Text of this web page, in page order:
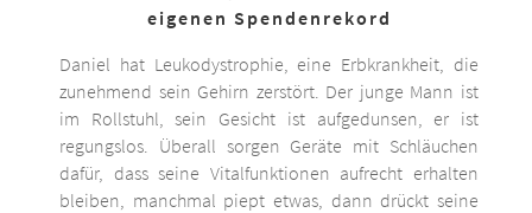
eigenen Spendenrekord
Daniel hat Leukodystrophie, eine Erbkrankheit, die
zunehmend sein Gehirn zerstört. Der junge Mann ist
im Rollstuhl, sein Gesicht ist aufgedunsen, er ist
regungslos. Überall sorgen Geräte mit Schläuchen
dafür, dass seine Vitalfunktionen aufrecht erhalten
bleiben, manchmal piept etwas, dann drückt seine